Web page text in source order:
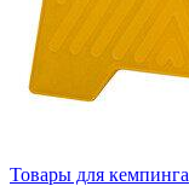
Товары для кемпинга